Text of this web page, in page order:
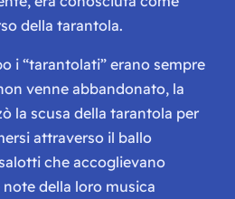
della tarantola.
i “tarantolati” erano sempre
venne abbandonato, la
la scusa della tarantola per
attraverso il ballo
che accoglievano
della loro musica